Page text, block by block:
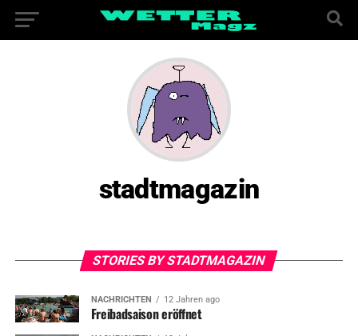
stadtmagazin
STORIES BY STADTMAGAZIN
NACHRICHTEN 12 Jahren ago
Freibadsaison eröffnet